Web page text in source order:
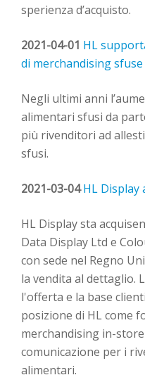
sperienza d’acquisto.
2021-04-01 HL
di merchandising
Negli ultimi anni
alimentari sfusi da
più rivenditori ad
sfusi.
2021-03-04 HL Display
HL Display sta
Data Display Ltd e
con sede nel Regno
la vendita al dettaglio.
l'offerta e la base
posizione di HL come
merchandising in-
comunicazione per i
alimentari.